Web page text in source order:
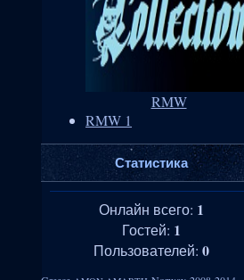
RMW
RMW 1
Статистика
Онлайн всего: 1
Гостей: 1
Пользователей: 0